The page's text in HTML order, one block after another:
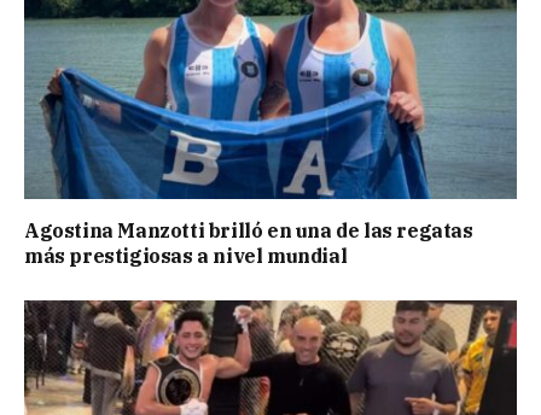
Agostina Manzotti brilló en una de las regatas
más prestigiosas a nivel mundial